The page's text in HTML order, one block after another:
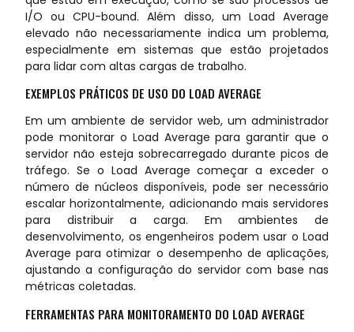
I/O ou CPU-bound. Além disso, um Load Average
elevado não necessariamente indica um problema,
especialmente em sistemas que estão projetados
para lidar com altas cargas de trabalho.
EXEMPLOS PRÁTICOS DE USO DO LOAD AVERAGE
Em um ambiente de servidor web, um administrador
pode monitorar o Load Average para garantir que o
servidor não esteja sobrecarregado durante picos de
tráfego. Se o Load Average começar a exceder o
número de núcleos disponíveis, pode ser necessário
escalar horizontalmente, adicionando mais servidores
para distribuir a carga. Em ambientes de
desenvolvimento, os engenheiros podem usar o Load
Average para otimizar o desempenho de aplicações,
ajustando a configuração do servidor com base nas
métricas coletadas.
FERRAMENTAS PARA MONITORAMENTO DO LOAD AVERAGE